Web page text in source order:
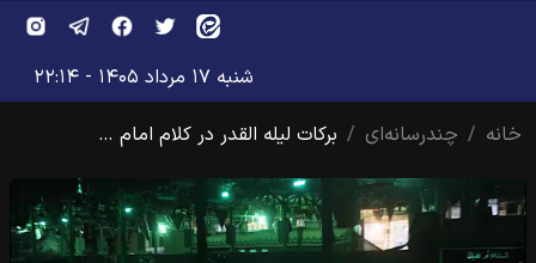
شنبه ۱۷ مرداد ۱۴۰۵ - ۲۲:۱۴
خانه
چندرسانه‌ای برکات لیله القدر در کلام امام …